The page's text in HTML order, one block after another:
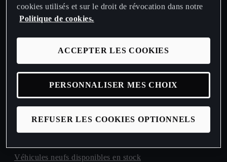
Nos offres CUPRA
Demander une offre
Véhicules neufs disponibles en stock
cookies utilisés et sur le droit de révocation dans notre
Politique de cookies.
REFUSER LES COOKIES OPTIONNELS
ACCEPTER LES COOKIES
PERSONNALISER MES CHOIX